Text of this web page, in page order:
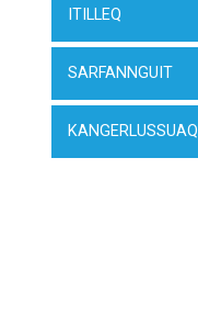
ITILLEQ
SARFANNGUIT
KANGERLUSSUAQ